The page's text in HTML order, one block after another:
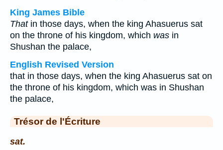
King James Bible
Thatin those days, when the king Ahasuerus sat
on the throne of his kingdom, which was in
Shushan the palace,
English Revised Version
that in those days, when the king Ahasuerus sat on
the throne of his kingdom, which was in Shushan
the palace,
Trésor de l'Écriture
sat.